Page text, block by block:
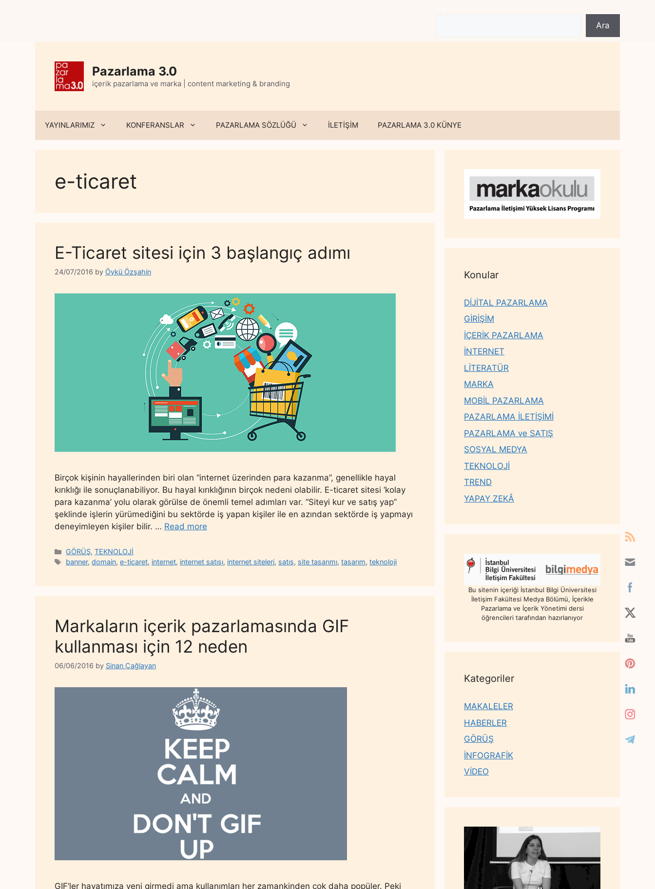
Ara
Pazarlama 3.0
içerik pazarlama ve marka | content marketing & branding
YAYINLARIMIZ KONFERANSLAR PAZARLAMA SÖZLÜĞÜ İLETİŞİM PAZARLAMA 3.0 KÜNYE
e-ticaret
E-Ticaret sitesi için 3 başlangıç adımı
24/07/2016 by Öykü Özşahin
Birçok kişinin hayallerinden biri olan “internet üzerinden para kazanma”, genellikle hayal
kırıklığı ile sonuçlanabiliyor. Bu hayal kırıklığının birçok nedeni olabilir. E-ticaret sitesi ‘kolay
para kazanma’ yolu olarak görülse de önemli temel adımları var. “Siteyi kur ve satış yap”
şeklinde işlerin yürümediğini bu sektörde iş yapan kişiler ile en azından sektörde iş yapmayı
deneyimleyen kişiler bilir. … Read more
Categories
GÖRÜŞ,TEKNOLOJİ
Tags
banner,domain,e-ticaret, internet, internet satışı, internet siteleri, satış, site tasarımı,tasarım,teknoloji
Markaların içerik pazarlamasında GIF
kullanması için 12 neden
06/06/2016 by Sinan Çağlayan
GIF’ler hayatımıza yeni girmedi ama kullanımları her zamankinden çok daha popüler. Peki
Konular
DİJİTAL PAZARLAMA
GİRİŞİM
İÇERİK PAZARLAMA
İNTERNET
LİTERATÜR
MARKA
MOBİL PAZARLAMA
PAZARLAMA İLETİŞİMİ
PAZARLAMA ve SATIŞ
SOSYAL MEDYA
TEKNOLOJİ
TREND
YAPAY ZEKÂ
Bu sitenin içeriği İstanbul Bilgi Üniversitesi
İletişim Fakültesi Medya Bölümü, İçerikle
Pazarlama ve İçerik Yönetimi dersi
öğrencileri tarafından hazırlanıyor
Kategoriler
MAKALELER
HABERLER
GÖRÜŞ
İNFOGRAFİK
VİDEO